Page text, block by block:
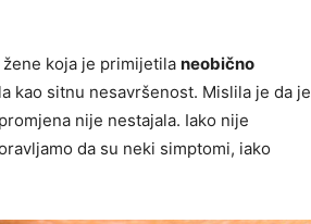
koja je primijetila neobično
kao sitnu nesavršenost. Mislila je da je
nije nestajala. Iako nije
da su neki simptomi, iako